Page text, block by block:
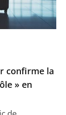
confirme la
» en